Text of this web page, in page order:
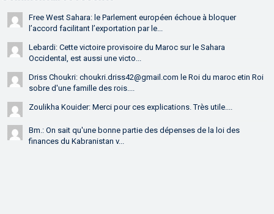
Free West Sahara: le Parlement européen échoue à bloquer
l’accord facilitant l’exportation par le...
Lebardi: Cette victoire provisoire du Maroc sur le Sahara
Occidental, est aussi une victo...
Driss Choukri: choukri.driss42@gmail.com le Roi du maroc etin Roi
sobre d'une famille des rois....
Zoulikha Kouider: Merci pour ces explications. Très utile....
Bm.: On sait qu'une bonne partie des dépenses de la loi des
finances du Kabranistan v...